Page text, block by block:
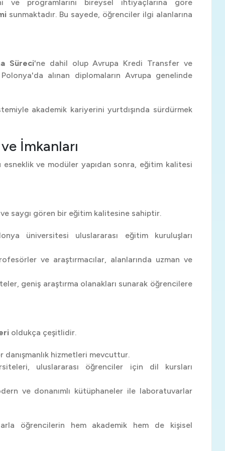
ve programlarını bireysel ihtiyaçlarına göre
sunmaktadır. Bu sayede, öğrenciler ilgi alanlarına
Süreci'ne dahil olup Avrupa Kredi Transfer ve
alınan diplomaların Avrupa genelinde
akademik kariyerini yurtdışında sürdürmek
İmkanları
ve modüler yapıdan sonra, eğitim kalitesi
saygı gören bir eğitim kalitesine sahiptir.
üniversitesi uluslararası eğitim kuruluşları
ve araştırmacılar, alanlarında uzman ve
geniş araştırma olanakları sunarak öğrencilere
oldukça çeşitlidir.
danışmanlık hizmetleri mevcuttur.
uluslararası öğrenciler için dil kursları
ve donanımlı kütüphaneler ile laboratuvarlar
öğrencilerin hem akademik hem de kişisel